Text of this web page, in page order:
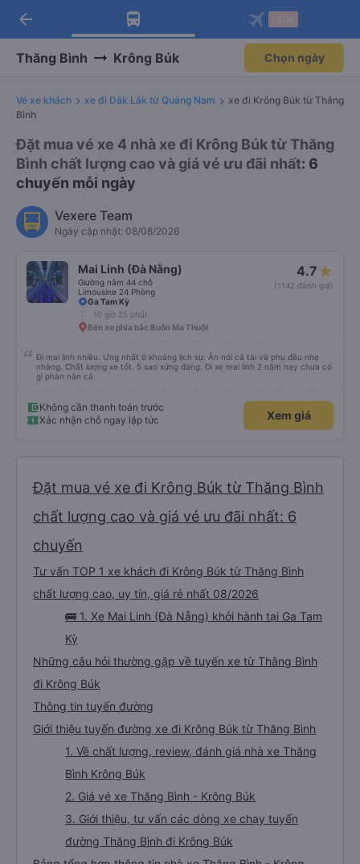
Tải app Vexere ngay!
Nhận ưu đãi thành viên độc
Mở app
Tải app Vexere
-30k/ghế khi đặt vé máy bay qua
Mở app
arrow_back
Thăng Bình Krông Búk Chọn ngày
Vé xe khách xe đi Đắk Lắk từ Quảng Nam
xe đi Krông Búk từ Thăng
Bình
Đặt mua vé xe 4 nhà xe đi Krông Búk từ Thăng
Bình chất lượng cao và giá vé ưu đãi nhất: 6
chuyến mỗi ngày
Vexere Team
Ngày cập nhật: 08/08/2026
Mai Linh (Đà Nẵng)
Giường nằm 44 chỗ
Limousine 24 Phòng
4.7
(1142 đánh giá)
Ga Tam Kỳ
10 giờ 25 phút
Bến xe phía bắc Buôn Ma Thuột
Đi mai linh nhiều. Ưng nhất ở khoảng lịch sự. Ăn nói cả tài và phụ đều nhẹ
nhàng. Chất lượng xe tốt. 5 sao xứng đáng. Đi xe mai linh 2 năm nay chưa có
gì phàn nàn cả.
Không cần thanh toán trước
Xác nhận chỗ ngay lập tức
Xem giá
Đặt mua vé xe đi Krông Búk từ Thăng Bình
chất lượng cao và giá vé ưu đãi nhất: 6
chuyến
Tư vấn TOP 1 xe khách đi Krông Búk từ Thăng Bình
chất lượng cao, uy tín, giá rẻ nhất 08/2026
🚌 1. Xe Mai Linh (Đà Nẵng) khởi hành tại Ga Tam
Kỳ
Những câu hỏi thường gặp về tuyến xe từ Thăng Bình
đi Krông Búk
Thông tin tuyến đường
Giới thiệu tuyến đường xe đi Krông Búk từ Thăng Bình
1. Về chất lượng, review, đánh giá nhà xe Thăng
Bình Krông Búk
2. Giá vé xe Thăng Bình - Krông Búk
3. Giới thiệu, tư vấn các dòng xe chạy tuyến
đường Thăng Bình đi Krông Búk